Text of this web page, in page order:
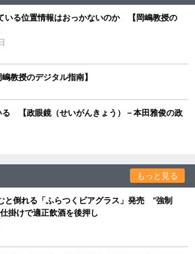
いる位置情報はおっかないのか 【岡嶋教授の
教授のデジタル指南】
る 【政眼鏡（せいがんきょう）－本田雅俊の政
もっと見る
と倒れる「ふらつくビアグラス」発売 “強制
掛けで適正飲酒を後押し